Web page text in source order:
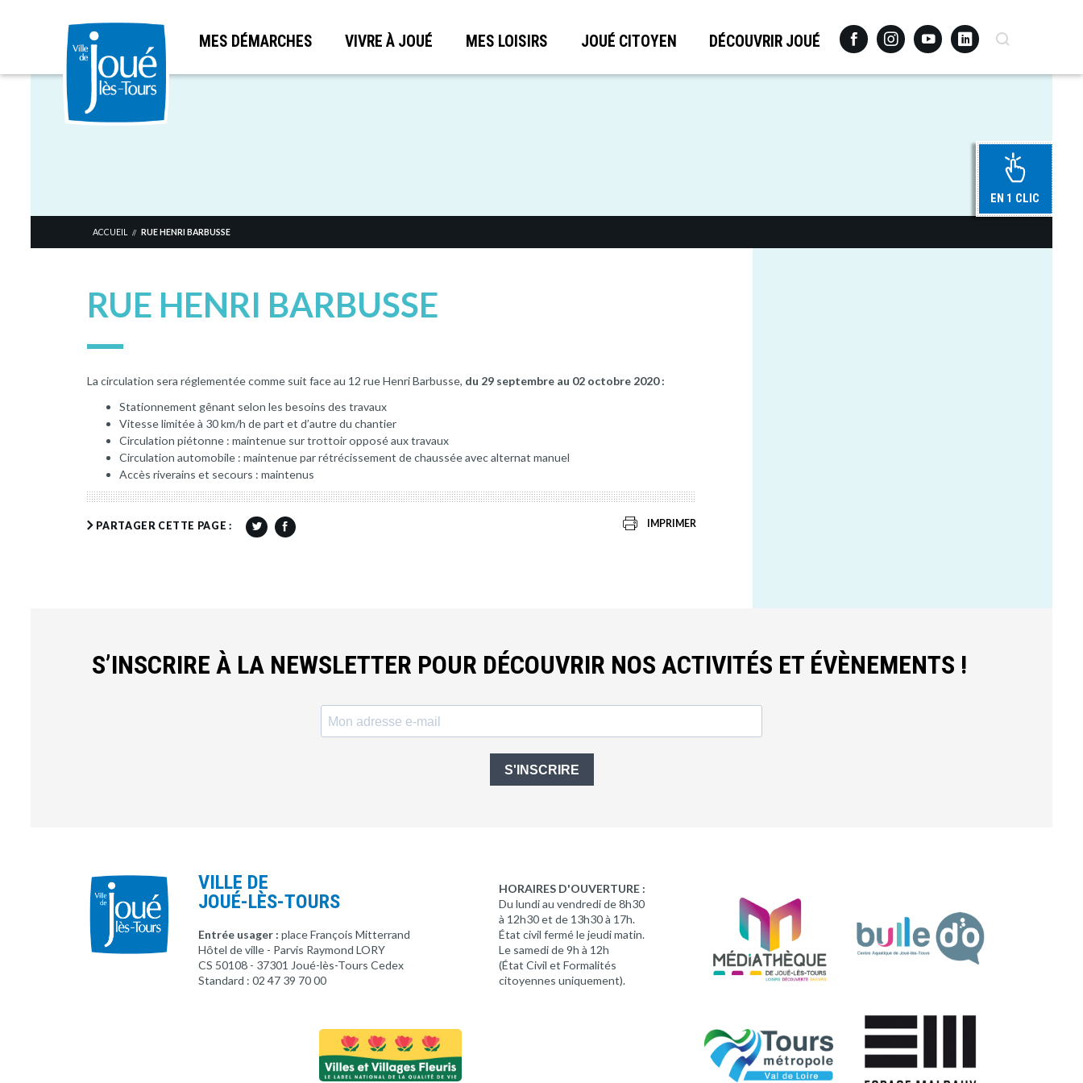
Aller
MES DÉMARCHES VIVRE À JOUÉ MES LOISIRS JOUÉ CITOYEN DÉCOUVRIR JOUÉ FacebookInstagramYoutubeLinkedinRecherche
EN 1 CLIC
ACCUEIL // RUE HENRI BARBUSSE
RUE HENRI BARBUSSE
La circulation sera réglementée comme suit face au 12 rue Henri Barbusse, du 29 septembre au 02 octobre 2020 :
Stationnement gênant selon les besoins des travaux
Vitesse limitée à 30 km/h de part et d’autre du chantier
Circulation piétonne : maintenue sur trottoir opposé aux travaux
Circulation automobile : maintenue par rétrécissement de chaussée avec alternat manuel
Accès riverains et secours : maintenus
PARTAGER CETTE PAGE : IMPRIMER
S’INSCRIRE À LA NEWSLETTER POUR DÉCOUVRIR NOS ACTIVITÉS ET ÉVÈNEMENTS !
S'INSCRIRE
VILLE DE
JOUÉ-LÈS-TOURS
Entrée usager : place François Mitterrand
Hôtel de ville - Parvis Raymond LORY
CS 50108 - 37301 Joué-lès-Tours Cedex
Standard : 02 47 39 70 00
HORAIRES D'OUVERTURE :
Du lundi au vendredi de 8h30
à 12h30 et de 13h30 à 17h.
État civil fermé le jeudi matin.
Le samedi de 9h à 12h
(État Civil et Formalités
citoyennes uniquement).